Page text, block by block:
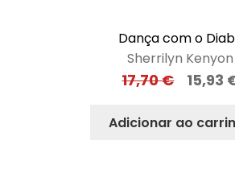
Dança com o
Sherrilyn Kenyon
17,70€ 15,93
Adicionar ao